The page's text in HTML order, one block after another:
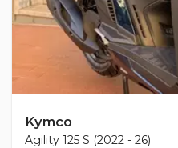
Kymco
Agility 125 S (2022 - 26)